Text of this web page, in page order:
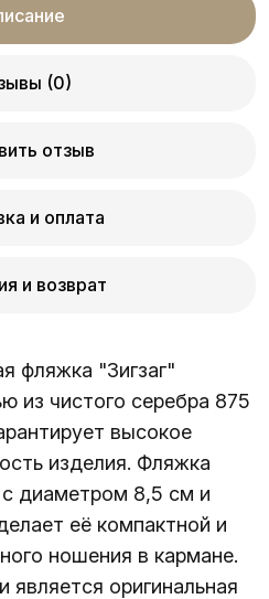
(0)
отзыв
и оплата
и возврат
фляжка "Зигзаг"
из чистого серебра 875
высокое
изделия. Фляжка
диаметром 8,5 см и
её компактной и
ношения в кармане.
оригинальная